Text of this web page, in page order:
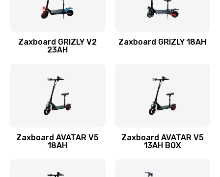
Zaxboard GRIZLY V2
23AH
Zaxboard GRIZLY 18AH
Zaxboard AVATAR V5
18AH
Zaxboard AVATAR V5
13AH BOX